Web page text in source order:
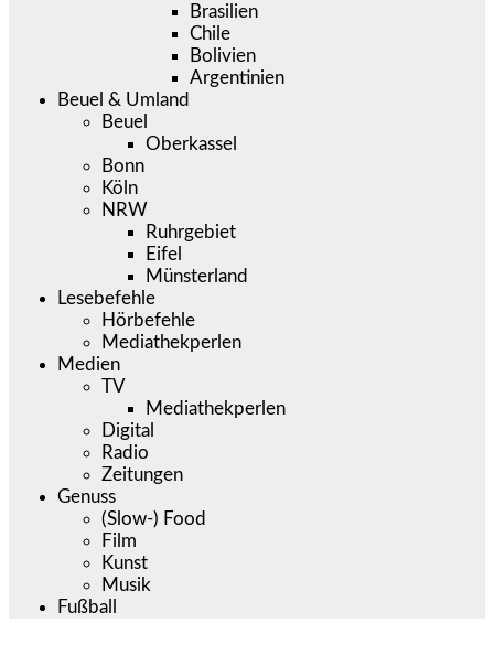
Brasilien
Chile
Bolivien
Argentinien
Beuel & Umland
Beuel
Oberkassel
Bonn
Köln
NRW
Ruhrgebiet
Eifel
Münsterland
Lesebefehle
Hörbefehle
Mediathekperlen
Medien
TV
Mediathekperlen
Digital
Radio
Zeitungen
Genuss
(Slow-) Food
Film
Kunst
Musik
Fußball